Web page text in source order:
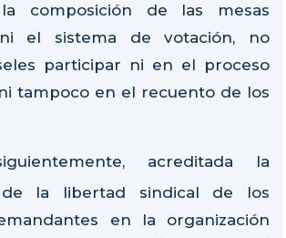
composición de las mesas
ni el sistema de votación, no
participar ni en el proceso
tampoco en el recuento de los
acreditada la
de la libertad sindical de los
en la organización